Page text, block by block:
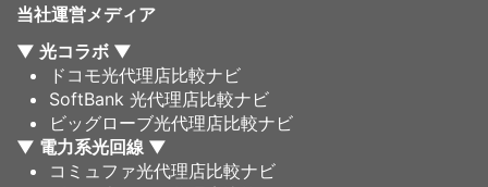
当社運営メディア
▼ 光コラボ ▼
ドコモ光代理店比較ナビ
SoftBank 光代理店比較ナビ
ビッグローブ光代理店比較ナビ
▼ 電力系光回線 ▼
コミュファ光代理店比較ナビ